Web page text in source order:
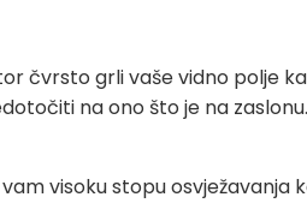
čvrsto grli vaše vidno polje
na ono što je na zaslonu.
visoku stopu